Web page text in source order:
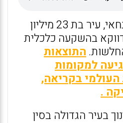
p
kרפורמת החינוך בשנחאי, עיר בת 23 מיליון
בהשקעה כלכלית
התוצאות
למקומות
העולמי בקריאה,
.
בעיר הגדולה בסין